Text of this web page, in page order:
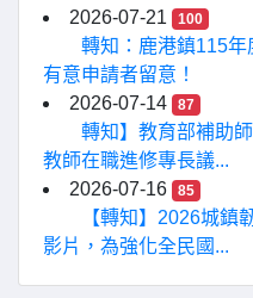
2026-07-21
100
轉知：鹿港鎮115
有意申請者留意！
2026-07-14
87
轉知】教育部補助
教師在職進修專長議...
2026-07-16
85
【轉知】2026城鎮
影片，為強化全民國...